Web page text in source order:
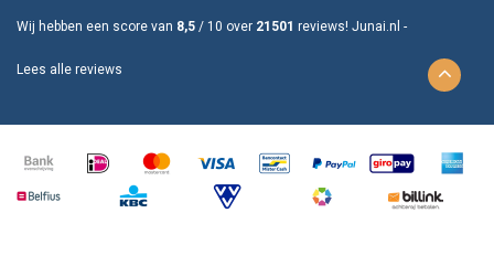
Wij hebben een score van 8,5 / 10 over 21501 reviews! Junai.nl -
Lees alle reviews